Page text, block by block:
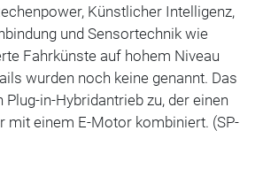
Künstlicher Intelligenz,
und Sensortechnik wie
Fahrkünste auf hohem Niveau
wurden noch keine genannt. Das
in-Hybridantrieb zu, der einen
mit einem E-Motor kombiniert. (SP-